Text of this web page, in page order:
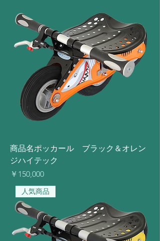
商品名ポッカール ブラック＆オレン
ジハイテック
価格
￥150,000
人気商品